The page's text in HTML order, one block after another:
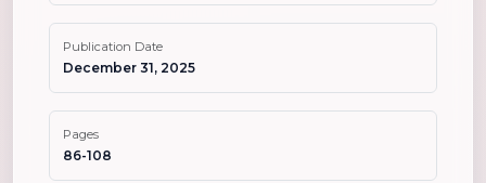
Publication Date
December 31, 2025
Pages
86-108